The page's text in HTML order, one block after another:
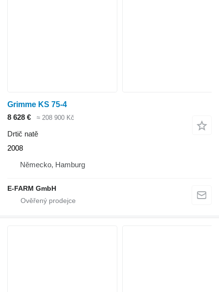
Grimme KS 75-4
8 628 €
≈ 208 900 Kč
Drtič natě
2008
Německo, Hamburg
E-FARM GmbH